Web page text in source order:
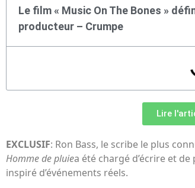
Le film « Music On The Bones »
producteur – Crumpe
Lire
EXCLUSIF: Ron Bass, le scribe le plus
Homme de pluiea été chargé d’écrire et
inspiré d’événements réels.